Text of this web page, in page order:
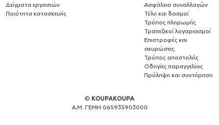
Δείγματα εργασιών
Ποιότητα κατασκευής
Ασφάλεια συναλλαγών
Τέλη και δασμοί
Τρόπος πληρωμής
Τραπεζικοί λογαριασμοί
Επιστροφές και
ακυρώσεις
Τρόπος αποστολής
Οδηγίες παραγγελίας
Πρόληψη και συντήρηση
© KOUPAKOUPA
Α.Μ. ΓΕΜΗ 065935903000